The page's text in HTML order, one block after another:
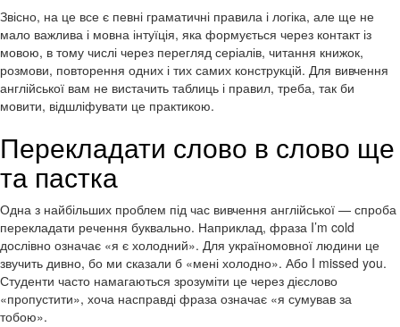
Звісно, на це все є певні граматичні правила і логіка, але ще не
мало важлива і мовна інтуїція, яка формується через контакт із
мовою, в тому числі через перегляд серіалів, читання книжок,
розмови, повторення одних і тих самих конструкцій. Для вивчення
англійської вам не вистачить таблиць і правил, треба, так би
мовити, відшліфувати це практикою.
Перекладати слово в слово ще
та пастка
Одна з найбільших проблем під час вивчення англійської — спроба
перекладати речення буквально. Наприклад, фраза I’m cold
дослівно означає «я є холодний». Для україномовної людини це
звучить дивно, бо ми сказали б «мені холодно». Або I missed you.
Студенти часто намагаються зрозуміти це через дієслово
«пропустити», хоча насправді фраза означає «я сумував за
тобою».